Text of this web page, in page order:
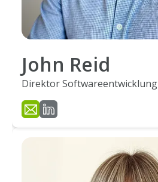
John Reid
Direktor Softwareentwicklung